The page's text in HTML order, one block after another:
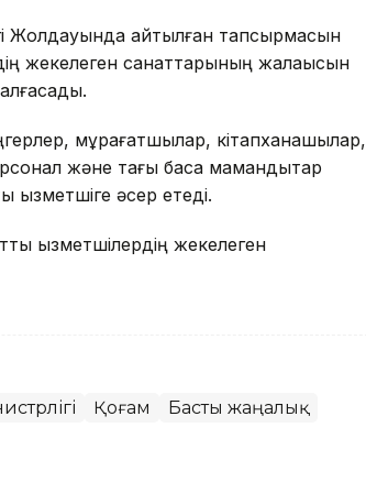
Жолдауында айтылған тапсырмасын
жекелеген санаттарының жалақысын
мұрағатшылар, кітапханашылар,
және тағы басқа мамандықтар
әсер етеді.
қызметшілердің жекелеген
Қоғам Басты жаңалық